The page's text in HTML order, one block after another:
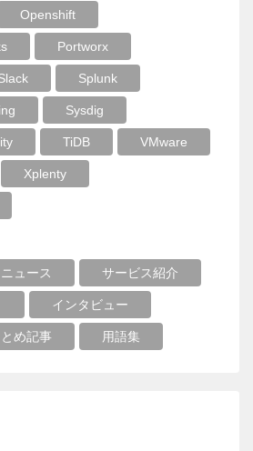
Openshift
Portworx
Splunk
Sysdig
TiDB VMware
Xplenty
ニュース サービス紹介
インタビュー
とめ記事 用語集